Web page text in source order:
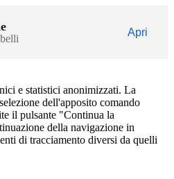
Apri
e statistici anonimizzati. La
dell'apposito comando
il pulsante "Continua la
della navigazione in
di tracciamento diversi da quelli